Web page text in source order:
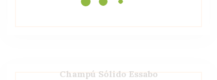
Champú Sólido Essabo